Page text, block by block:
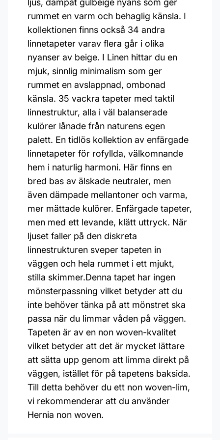
ljus, dämpat gulbeige nyans som ger
rummet en varm och behaglig känsla. I
kollektionen finns också 34 andra
linnetapeter varav flera går i olika
nyanser av beige. I Linen hittar du en
mjuk, sinnlig minimalism som ger
rummet en avslappnad, ombonad
känsla. 35 vackra tapeter med taktil
linnestruktur, alla i väl balanserade
kulörer lånade från naturens egen
palett. En tidlös kollektion av enfärgade
linnetapeter för rofyllda, välkomnande
hem i naturlig harmoni. Här finns en
bred bas av älskade neutraler, men
även dämpade mellantoner och varma,
mer mättade kulörer. Enfärgade tapeter,
men med ett levande, klätt uttryck. När
ljuset faller på den diskreta
linnestrukturen sveper tapeten in
väggen och hela rummet i ett mjukt,
stilla skimmer.Denna tapet har ingen
mönsterpassning vilket betyder att du
inte behöver tänka på att mönstret ska
passa när du limmar våden på väggen.
Tapeten är av en non woven-kvalitet
vilket betyder att det är mycket lättare
att sätta upp genom att limma direkt på
väggen, istället för på tapetens baksida.
Till detta behöver du ett non woven-lim,
vi rekommenderar att du använder
Hernia non woven.